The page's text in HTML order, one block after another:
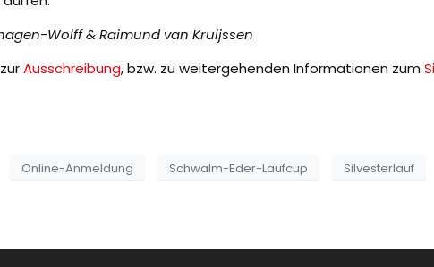
Wolff & Raimund van Kruijssen
Ausschreibung, bzw. zu weitergehenden Informationen zum
Online-Anmeldung Schwalm-Eder-Laufcup Silvesterlauf